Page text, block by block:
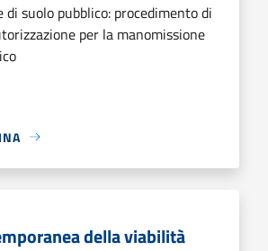
di suolo pubblico: procedimento di
per la manomissione
della viabilità